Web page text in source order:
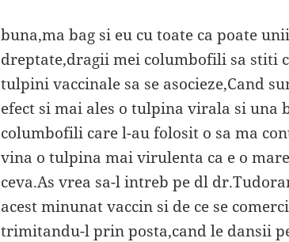
buna,ma bag si eu cu toate ca poate
dreptate,dragii mei columbofili sa stiti
tulpini vaccinale sa se asocieze,Cand
efect si mai ales o tulpina virala si una
columbofili care l-au folosit o sa ma
vina o tulpina mai virulenta ca e o
ceva.As vrea sa-l intreb pe dl
acest minunat vaccin si de ce se
trimitandu-l prin posta,cand le dansii